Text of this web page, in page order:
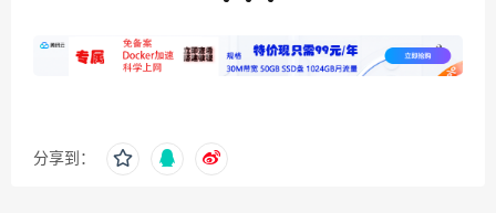
分享到：